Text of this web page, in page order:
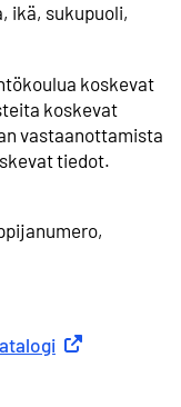
ikä, sukupuoli,
koskevat
koskevat
vastaanottamista
tiedot.
Ulkoinen linkki